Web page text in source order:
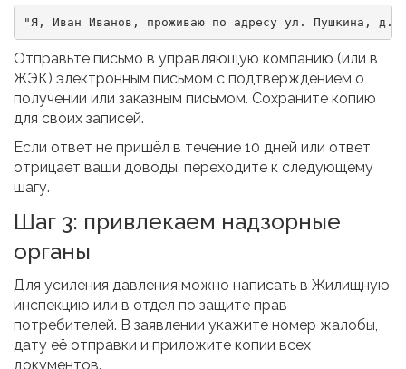
"Я, Иван Иванов, проживаю по адресу ул. Пушкина,
Отправьте письмо в управляющую компанию (или в
ЖЭК) электронным письмом с подтверждением о
получении или заказным письмом. Сохраните копию
для своих записей.
Если ответ не пришёл в течение 10 дней или ответ
отрицает ваши доводы, переходите к следующему
шагу.
Шаг 3: привлекаем надзорные
органы
Для усиления давления можно написать в Жилищную
инспекцию или в отдел по защите прав
потребителей. В заявлении укажите номер жалобы,
дату её отправки и приложите копии всех
документов.